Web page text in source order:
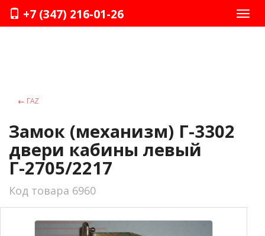
+7 (347) 216-01-26
← ГАZ
Замок (механизм) Г-3302
двери кабины левый
Г-2705/2217
Код товара 6960